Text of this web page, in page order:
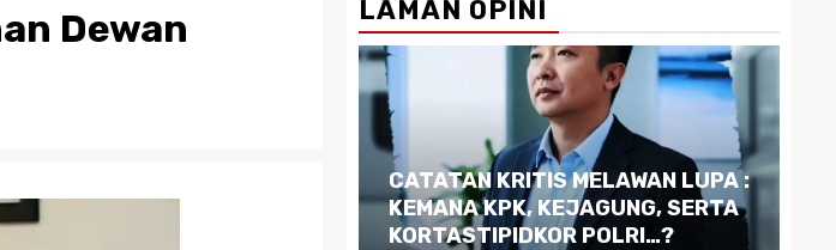
Dewan LAMAN OPINI
CATATAN KRITIS MELAWAN LUPA :
KEMANA KPK, KEJAGUNG, SERTA
KORTASTIPIDKOR POLRI…?